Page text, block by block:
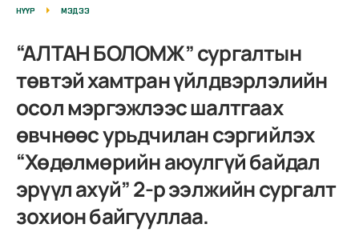
НҮҮР МЭДЭЭ
“АЛТАН БОЛОМЖ” сургалтын
төвтэй хамтран үйлдвэрлэлийн
осол мэргэжлээс шалтгаах
өвчнөөс урьдчилан сэргийлэх
“Хөдөлмөрийн аюулгүй байдал
эрүүл ахуй” 2-р ээлжийн сургалт
зохион байгууллаа.